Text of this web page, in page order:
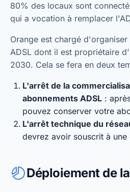
80% des locaux sont
qui a vocation à remplacer
Orange est chargé
ADSL dont il est propriétaire
2030. Cela se fera en deux
L'arrêt de la
abonnements ADSL :
pouvez conserver votre
L'arrêt technique du
devrez avoir souscrit à
Déploiement de